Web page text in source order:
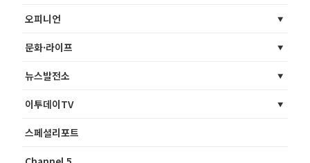
오피니언
문화·라이프
뉴스발전소
이투데이TV
스페셜리포트